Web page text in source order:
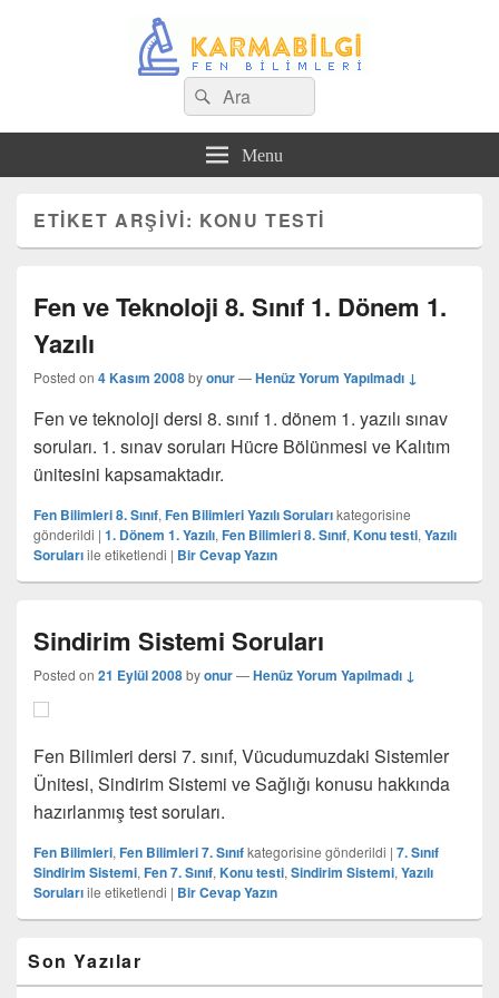
Search
for:
Ara
Menu
ETIKET ARŞIVI: KONU TESTI
Fen ve Teknoloji 8. Sınıf 1. Dönem 1.
Yazılı
Posted on 4 Kasım 2008byonur—Henüz Yorum Yapılmadı ↓
Fen ve teknoloji dersi 8. sınıf 1. dönem 1. yazılı sınav
soruları. 1. sınav soruları Hücre Bölünmesi ve Kalıtım
ünitesini kapsamaktadır.
Fen Bilimleri 8. Sınıf, Fen Bilimleri Yazılı Sorularıkategorisine
gönderildi | 1. Dönem 1. Yazılı, Fen Bilimleri 8. Sınıf, Konu testi, Yazılı
Sorularıile etiketlendi | Bir Cevap Yazın
Sindirim Sistemi Soruları
Posted on 21 Eylül 2008byonur—Henüz Yorum Yapılmadı ↓
Fen Bilimleri dersi 7. sınıf, Vücudumuzdaki Sistemler
Ünitesi, Sindirim Sistemi ve Sağlığı konusu hakkında
hazırlanmış test soruları.
Fen Bilimleri, Fen Bilimleri 7. Sınıfkategorisine gönderildi | 7. Sınıf
Sindirim Sistemi, Fen 7. Sınıf, Konu testi, Sindirim Sistemi, Yazılı
Sorularıile etiketlendi | Bir Cevap Yazın
yan
bar
Son Yazılar